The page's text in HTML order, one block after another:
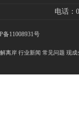
电话：
备11008931号
离岸 行业新闻 常见问题 现成